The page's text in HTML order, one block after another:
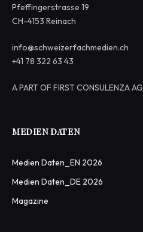
Pfeffingerstrasse 19
CH-4153 Reinach
info@schweizerfachmedien.ch
+41 78 322 63 43
A PART OF FIRST CONSULENZA AG
MEDIEN DATEN
Medien Daten_EN 2026
Medien Daten_DE 2026
Magazine